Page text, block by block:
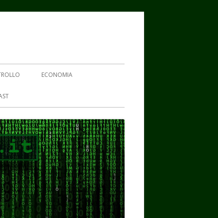
ECONOMIA